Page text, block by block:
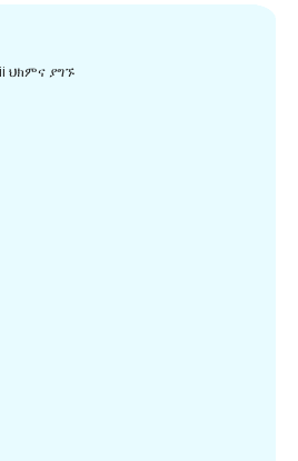
ህክምና ያግኙ